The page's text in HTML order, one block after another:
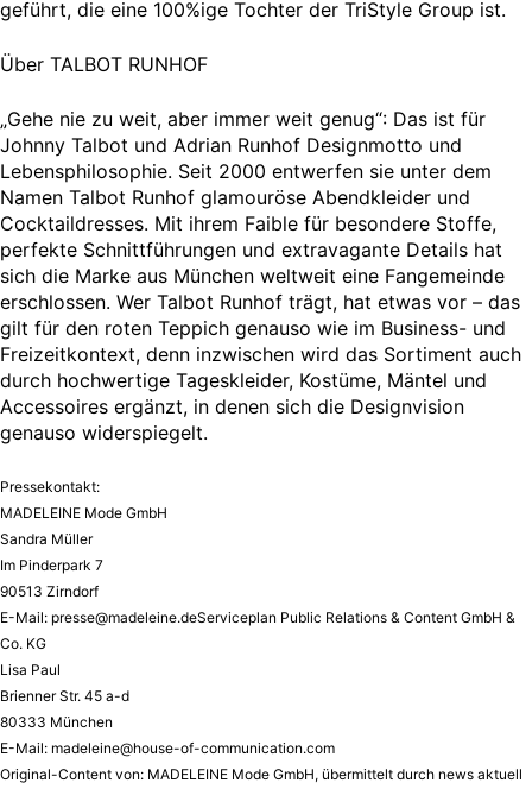
geführt, die eine 100%ige Tochter der TriStyle Group ist.
Über TALBOT RUNHOF
„Gehe nie zu weit, aber immer weit genug“: Das ist für
Johnny Talbot und Adrian Runhof Designmotto und
Lebensphilosophie. Seit 2000 entwerfen sie unter dem
Namen Talbot Runhof glamouröse Abendkleider und
Cocktaildresses. Mit ihrem Faible für besondere Stoffe,
perfekte Schnittführungen und extravagante Details hat
sich die Marke aus München weltweit eine Fangemeinde
erschlossen. Wer Talbot Runhof trägt, hat etwas vor – das
gilt für den roten Teppich genauso wie im Business- und
Freizeitkontext, denn inzwischen wird das Sortiment auch
durch hochwertige Tageskleider, Kostüme, Mäntel und
Accessoires ergänzt, in denen sich die Designvision
genauso widerspiegelt.
Pressekontakt:
MADELEINE Mode GmbH
Sandra Müller
Im Pinderpark 7
90513 Zirndorf
E-Mail: presse@madeleine.deServiceplan Public Relations & Content GmbH &
Co. KG
Lisa Paul
Brienner Str. 45 a-d
80333 München
E-Mail: madeleine@house-of-communication.com
Original-Content von: MADELEINE Mode GmbH, übermittelt durch news aktuell